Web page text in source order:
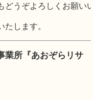
どうぞよろしくお願い
します。
業所『あおぞらリサ